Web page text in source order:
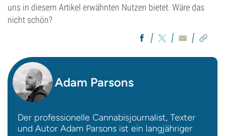
uns in diesem Artikel erwähnten Nutzen bietet. Wäre das
nicht schön?
Adam Parsons
Der professionelle Cannabisjournalist, Texter
und Autor Adam Parsons ist ein langjähriger